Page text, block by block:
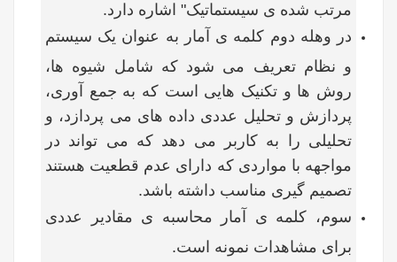
مرتب شده ی سیستماتیک" اشاره دارد.
در وهله دوم کلمه ی آمار به عنوان یک سیستم
و نظام تعریف می شود که شامل شیوه ها،
روش ها و تکنیک هایی است که به جمع آوری،
پردازش و تحلیل عددی داده های می پردازد، و
تحلیلی را به کاربر می دهد که می تواند در
مواجهه با مواردی که دارای عدم قطعیت هستند
تصمیم گیری مناسب داشته باشد.
سوم، کلمه­ ی آمار محاسبه­ ی مقادیر عددی
برای مشاهدات نمونه است.